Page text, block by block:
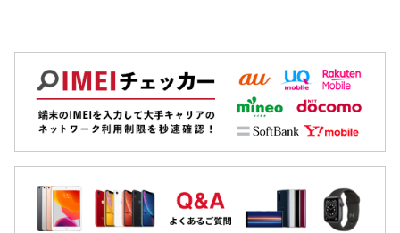
iPhone14 Pro
iPhone14 Plus
iPhone14
iPhoneSE3(第3世代)
iPhone13 Pro Max
iPhone13 Pro
Xiaomi
MacBook
iPad
Qua tab